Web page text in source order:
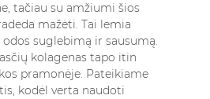
tačiau su amžiumi šios
mažėti. Tai lemia
suglebimą ir sausumą.
kolagenas tapo itin
pramonėje. Pateikiame
kodėl verta naudoti